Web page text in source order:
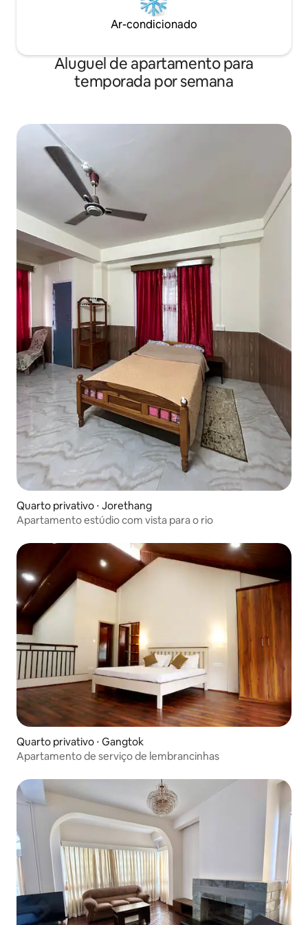
Ar-condicionado
Aluguel de apartamento para
temporada por semana
Quarto privativo ⋅ Jorethang
Apartamento estúdio com vista para o rio
Quarto privativo ⋅ Gangtok
Apartamento de serviço de lembrancinhas